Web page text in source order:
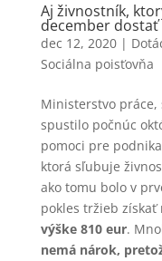
Aj živnostník,
december
dec 12, 2020|
Sociálna poisťovňa
Ministerstvo práce,
spustilo počnúc
pomoci pre
ktorá sľubuje
ako tomu bolo v
pokles tržieb získať
výške 810 eur.
nemá nárok,